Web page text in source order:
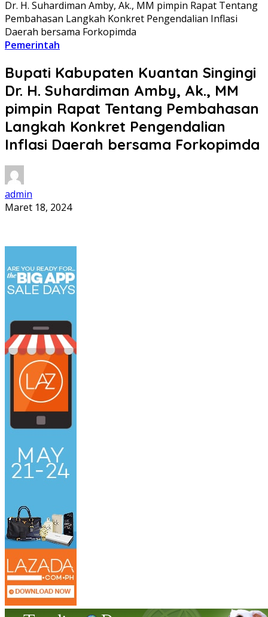
Dr. H. Suhardiman Amby, Ak., MM pimpin Rapat Tentang
Pembahasan Langkah Konkret Pengendalian Inflasi
Daerah bersama Forkopimda
Pemerintah
Bupati Kabupaten Kuantan Singingi
Dr. H. Suhardiman Amby, Ak., MM
pimpin Rapat Tentang Pembahasan
Langkah Konkret Pengendalian
Inflasi Daerah bersama Forkopimda
admin
Maret 18, 2024